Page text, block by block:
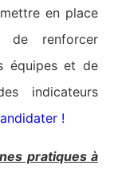
en place
de renforcer
équipes et de
indicateurs
!
pratiques à